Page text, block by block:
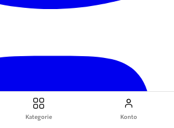
Kategorie Konto